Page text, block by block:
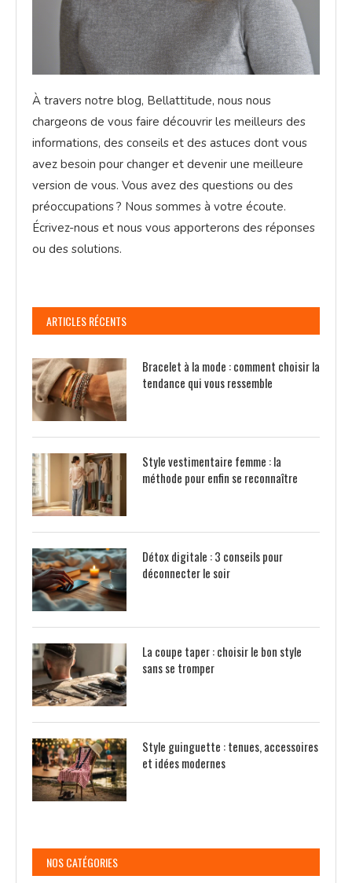
À travers notre blog, Bellattitude, nous nous
chargeons de vous faire découvrir les meilleurs des
informations, des conseils et des astuces dont vous
avez besoin pour changer et devenir une meilleure
version de vous. Vous avez des questions ou des
préoccupations ? Nous sommes à votre écoute.
Écrivez-nous et nous vous apporterons des réponses
ou des solutions.
ARTICLES RÉCENTS
Bracelet à la mode : comment choisir la
tendance qui vous ressemble
Style vestimentaire femme : la
méthode pour enfin se reconnaître
Détox digitale : 3 conseils pour
déconnecter le soir
La coupe taper : choisir le bon style
sans se tromper
Style guinguette : tenues, accessoires
et idées modernes
NOS CATÉGORIES